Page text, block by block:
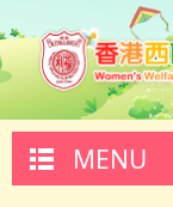
MENU